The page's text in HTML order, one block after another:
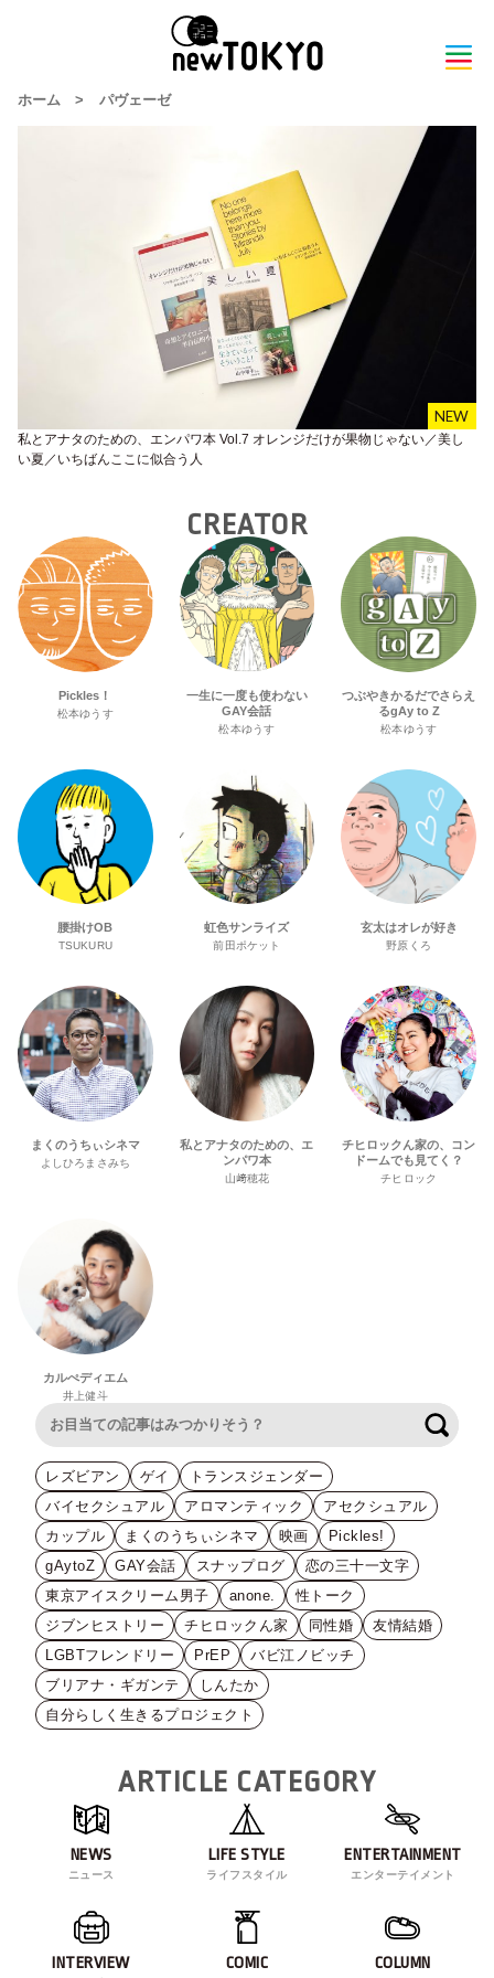
ホーム > パヴェーゼ
私とアナタのための、エンパワ本 Vol.7 オレンジだけが果物じゃない／美し
い夏／いちばんここに似合う人
CREATOR
Pickles！
松本ゆうす
一生に一度も使わない
GAY会話
松本ゆうす
つぶやきかるだでさらえ
るgAy to Z
松本ゆうす
腰掛けOB
TSUKURU
虹色サンライズ
前田ポケット
玄太はオレが好き
野原くろ
まくのうちぃシネマ
よしひろまさみち
私とアナタのための、エ
ンパワ本
山﨑穂花
チヒロックん家の、コン
ドームでも見てく？
チヒロック
カルぺディエム
井上健斗
レズビアン ゲイ
トランスジェンダー
バイセクシュアル
アロマンティック
アセクシュアル
カップル
まくのうちぃシネマ 映画
Pickles!
gAytoZ
GAY会話 スナップログ
恋の三十一文字
東京アイスクリーム男子
anone.
性トーク
ジブンヒストリー
チヒロックん家 同性婚
友情結婚
LGBTフレンドリー
PrEP
バビ江ノビッチ
ブリアナ・ギガンテ
しんたか
自分らしく生きるプロジェクト
ARTICLE CATEGORY
NEWS
ニュース
LIFE STYLE
ライフスタイル
ENTERTAINMENT
エンターテイメント
INTERVIEW COMIC COLUMN